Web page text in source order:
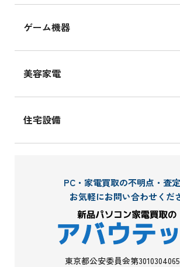
ゲーム機器
美容家電
住宅設備
PC・家電買取の不明点・査
お気軽にお問い合わせくだ
東京都公安委員会第